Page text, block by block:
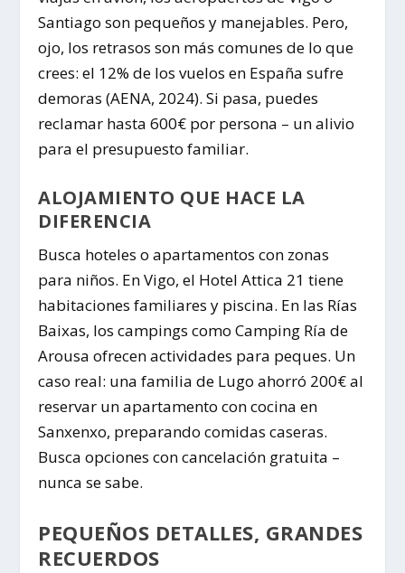
Santiago son pequeños y manejables. Pero,
ojo, los retrasos son más comunes de lo que
crees: el 12% de los vuelos en España sufre
demoras (AENA, 2024). Si pasa, puedes
reclamar hasta 600€ por persona – un alivio
para el presupuesto familiar.
ALOJAMIENTO QUE HACE LA
DIFERENCIA
Busca hoteles o apartamentos con zonas
para niños. En Vigo, el Hotel Attica 21 tiene
habitaciones familiares y piscina. En las Rías
Baixas, los campings como Camping Ría de
Arousa ofrecen actividades para peques. Un
caso real: una familia de Lugo ahorró 200€ al
reservar un apartamento con cocina en
Sanxenxo, preparando comidas caseras.
Busca opciones con cancelación gratuita –
nunca se sabe.
PEQUEÑOS DETALLES, GRANDES
RECUERDOS